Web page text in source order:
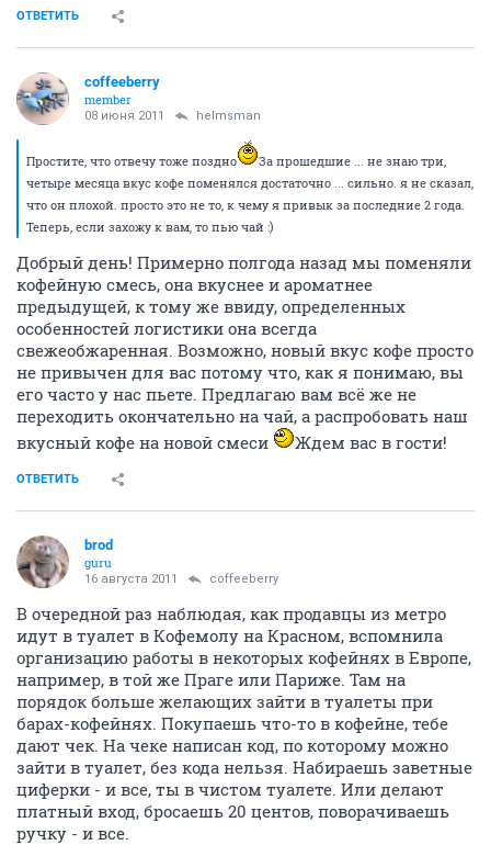
ОТВЕТИТЬ
coffeeberry
member
08 июня 2011 helmsman
Простите, что отвечу тоже поздно
За прошедшие ... не знаю три,
четыре месяца вкус кофе поменялся достаточно ... сильно. я не сказал,
что он плохой. просто это не то, к чему я привык за последние 2 года.
Теперь, если захожу к вам, то пью чай :)
Добрый день! Примерно полгода назад мы поменяли
кофейную смесь, она вкуснее и ароматнее
предыдущей, к тому же ввиду, определенных
особенностей логистики она всегда
свежеобжаренная. Возможно, новый вкус кофе просто
не привычен для вас потому что, как я понимаю, вы
его часто у нас пьете. Предлагаю вам всё же не
переходить окончательно на чай, а распробовать наш
вкусный кофе на новой смеси
Ждем вас в гости!
ОТВЕТИТЬ
brod
guru
16 августа 2011 coffeeberry
В очередной раз наблюдая, как продавцы из метро
идут в туалет в Кофемолу на Красном, вспомнила
организацию работы в некоторых кофейнях в Европе,
например, в той же Праге или Париже. Там на
порядок больше желающих зайти в туалеты при
барах-кофейнях. Покупаешь что-то в кофейне, тебе
дают чек. На чеке написан код, по которому можно
зайти в туалет, без кода нельзя. Набираешь заветные
циферки - и все, ты в чистом туалете. Или делают
платный вход, бросаешь 20 центов, поворачиваешь
ручку - и все.